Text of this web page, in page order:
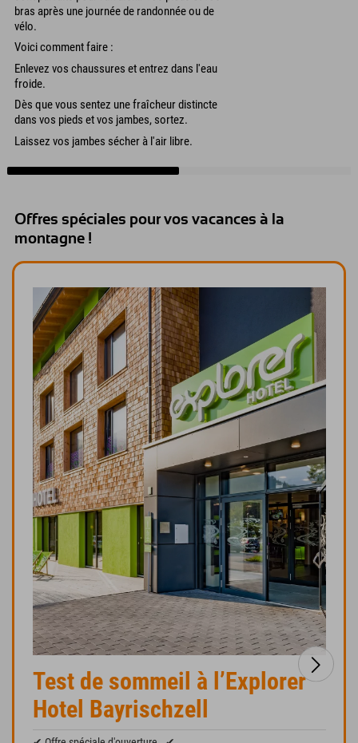
bras après une journée de randonnée ou de
vélo.
Voici comment faire :
Enlevez vos chaussures et entrez dans l'eau
froide.
Dès que vous sentez une fraîcheur distincte
dans vos pieds et vos jambes, sortez.
Laissez vos jambes sécher à l'air libre.
Offres spéciales pour vos vacances à la
montagne !
Test de sommeil à l’Explorer
Hotel Bayrischzell